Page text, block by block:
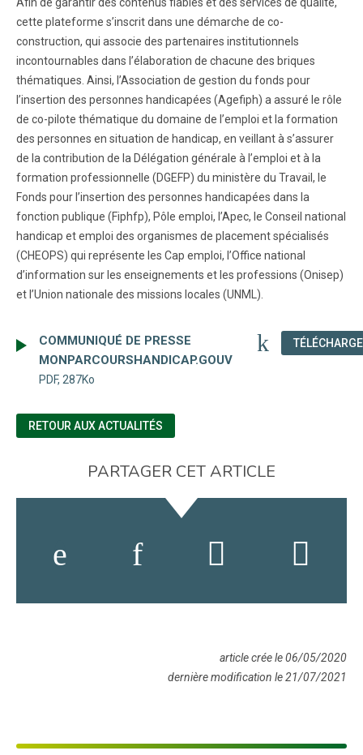
cette plateforme s’inscrit dans une démarche de co-
construction, qui associe des partenaires institutionnels
incontournables dans l’élaboration de chacune des briques
thématiques. Ainsi, l’Association de gestion du fonds pour
l’insertion des personnes handicapées (Agefiph) a assuré le rôle
de co-pilote thématique du domaine de l’emploi et la formation
des personnes en situation de handicap, en veillant à s’assurer
de la contribution de la Délégation générale à l’emploi et à la
formation professionnelle (DGEFP) du ministère du Travail, le
Fonds pour l’insertion des personnes handicapées dans la
fonction publique (Fiphfp), Pôle emploi, l’Apec, le Conseil national
handicap et emploi des organismes de placement spécialisés
(CHEOPS) qui représente les Cap emploi, l’Office national
d’information sur les enseignements et les professions (Onisep)
et l’Union nationale des missions locales (UNML).
COMMUNIQUÉ DE PRESSE
MONPARCOURSHANDICAP.GOUV
PDF, 287Ko
RETOUR AUX ACTUALITÉS
PARTAGER CET ARTICLE
article crée le 06/05/2020
dernière modification le 21/07/2021